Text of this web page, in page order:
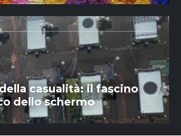
casualità: il fascino
dello schermo